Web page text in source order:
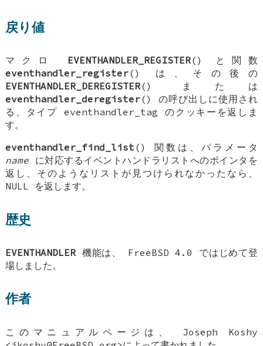
戻り値
マクロ EVENTHANDLER_REGISTER() と関数
eventhandler_register() は、その後の
EVENTHANDLER_DEREGISTER() または
eventhandler_deregister() の呼び出しに使用され
る、タイプeventhandler_tag のクッキーを返しま
す。
eventhandler_find_list () 関数は、パラメータ
name に対応するイベントハンドラリストへのポインタを
返し、そのようなリストが見つけられなかったなら、
NULL を返します。
歴史
EVENTHANDLER 機能は、 FreeBSD 4.0
ではじめて登
場しました。
作者
このマニュアルページは、 Joseph Koshy